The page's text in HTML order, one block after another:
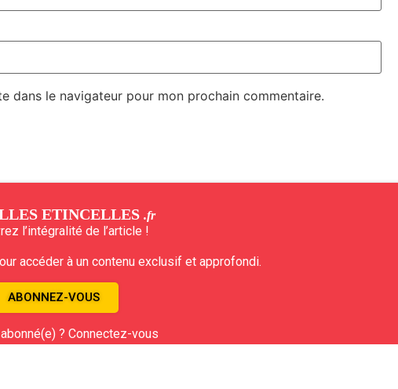
dans le navigateur pour mon prochain commentaire.
ETINCELLES .fr
l’intégralité de l’article !
accéder à un contenu exclusif et approfondi.
ABONNEZ-VOUS
? Connectez-vous